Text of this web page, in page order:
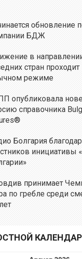
обновление
БДЖ
в
стран проходит
режиме
опубликовала
справочника
Болгария
инициативы
принимает
по гребле среди